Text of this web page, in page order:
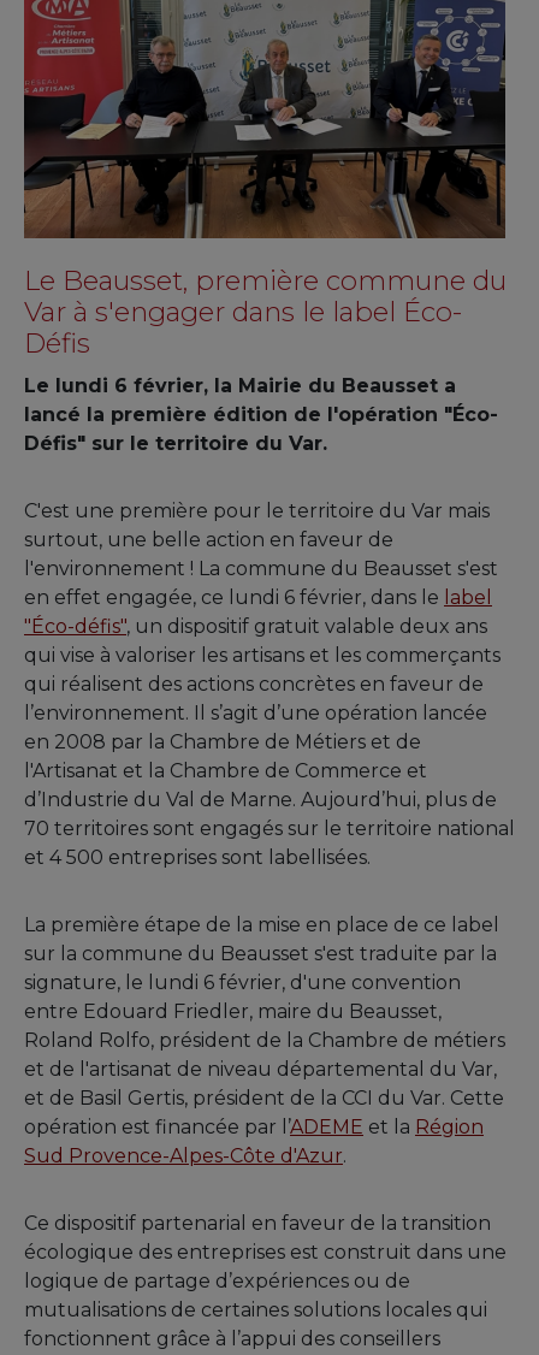
Le Beausset, première commune du
Var à s'engager dans le label Éco-
Défis
Le lundi 6 février, la Mairie du Beausset a
lancé la première édition de l'opération "Éco-
Défis" sur le territoire du Var.
C'est une première pour le territoire du Var mais
surtout, une belle action en faveur de
l'environnement ! La commune du Beausset s'est
en effet engagée, ce lundi 6 février, dans le label
"Éco-défis", un dispositif gratuit valable deux ans
qui vise à valoriser les artisans et les commerçants
qui réalisent des actions concrètes en faveur de
l’environnement. Il s’agit d’une opération lancée
en 2008 par la Chambre de Métiers et de
l'Artisanat et la Chambre de Commerce et
d’Industrie du Val de Marne. Aujourd’hui, plus de
70 territoires sont engagés sur le territoire national
et 4 500 entreprises sont labellisées.
La première étape de la mise en place de ce label
sur la commune du Beausset s'est traduite par la
signature, le lundi 6 février, d'une convention
entre Edouard Friedler, maire du Beausset,
Roland Rolfo, président de la Chambre de métiers
et de l'artisanat de niveau départemental du Var,
et de Basil Gertis, président de la CCI du Var. Cette
opération est financée par l’ADEME et la Région
Sud Provence-Alpes-Côte d'Azur.
Ce dispositif partenarial en faveur de la transition
écologique des entreprises est construit dans une
logique de partage d’expériences ou de
mutualisations de certaines solutions locales qui
fonctionnent grâce à l’appui des conseillers